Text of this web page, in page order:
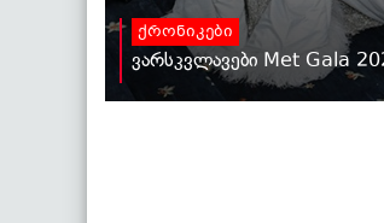
ქრონიკები
ვარსკვლავები Met Gala